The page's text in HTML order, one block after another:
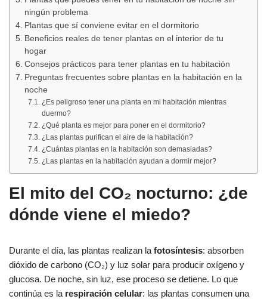
ningún problema
Plantas que sí conviene evitar en el dormitorio
Beneficios reales de tener plantas en el interior de tu
hogar
Consejos prácticos para tener plantas en tu habitación
Preguntas frecuentes sobre plantas en la habitación en la
noche
¿Es peligroso tener una planta en mi habitación mientras
duermo?
¿Qué planta es mejor para poner en el dormitorio?
¿Las plantas purifican el aire de la habitación?
¿Cuántas plantas en la habitación son demasiadas?
¿Las plantas en la habitación ayudan a dormir mejor?
El mito del CO₂ nocturno: ¿de
dónde viene el miedo?
Durante el día, las plantas realizan la fotosíntesis: absorben
dióxido de carbono (CO₂) y luz solar para producir oxígeno y
glucosa. De noche, sin luz, ese proceso se detiene. Lo que
continúa es la respiración celular: las plantas consumen una